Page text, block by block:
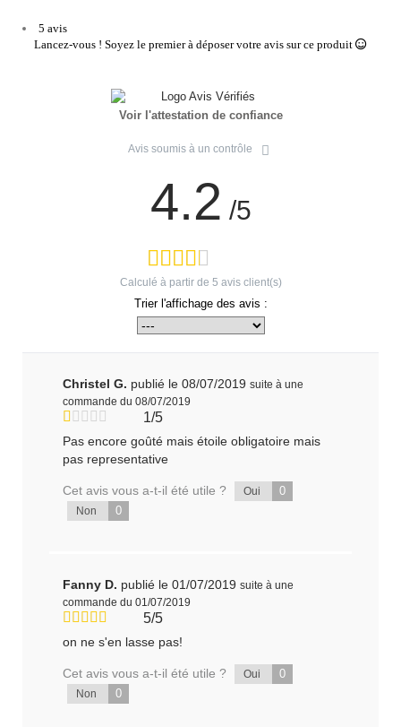
5 avis
Lancez-vous ! Soyez le premier à déposer votre avis sur ce produit
Voir l'attestation de confiance
Avis soumis à un contrôle
4.2 /5
Calculé à partir de 5 avis client(s)
Trier l'affichage des avis :
Christel G. publié le 08/07/2019 suite à une
commande du 08/07/2019
1/5
Pas encore goûté mais étoile obligatoire mais
pas representative
Cet avis vous a-t-il été utile ? Oui 0
Non 0
Fanny D. publié le 01/07/2019 suite à une
commande du 01/07/2019
5/5
on ne s'en lasse pas!
Cet avis vous a-t-il été utile ? Oui 0
Non 0